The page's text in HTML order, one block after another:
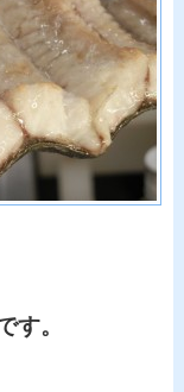
。